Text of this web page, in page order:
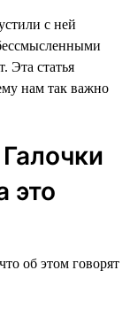
с ней
Эта статья
нам так важно
это
об этом говорят